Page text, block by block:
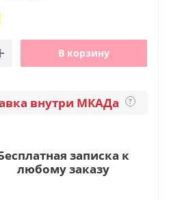
В корзину
внутри МКАДа ?
записка к
любому заказу